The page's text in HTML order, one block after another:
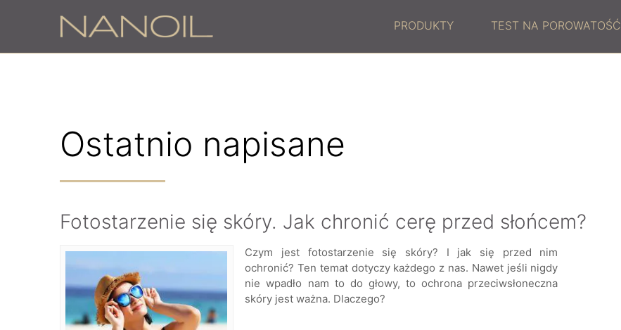
PRODUKTY
TEST NA POROWATOŚĆ
Ostatnio napisane
Fotostarzenie się skóry. Jak chronić cerę przed słońcem?
Czym jest fotostarzenie się skóry? I jak się przed nim
ochronić? Ten temat dotyczy każdego z nas. Nawet jeśli nigdy
nie wpadło nam to do głowy, to ochrona przeciwsłoneczna
skóry jest ważna. Dlaczego?